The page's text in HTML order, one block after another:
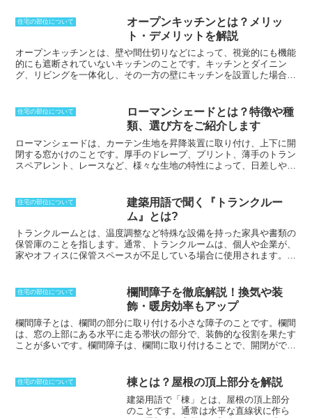
と呼ばれることがある。飲食店では、食器洗浄機などを使いながら、
食器などを洗う場所のことを指す。浴室として考えた場合、洗い場と
浴槽のバランスが重要だ。洗い場が広いほうが開放感は強まり、掃除
もしやすくなる。
住宅の部位について
オープンキッチンとは？メリッ
ト・デメリットを解説
オープンキッチンとは、壁や間仕切りなどによって、視覚的にも機能
的にも遮断されていないキッチンのことです。キッチンとダイニン
グ、リビングを一体化し、その一方の壁にキッチンを設置した場合な
際に発生する臭いや煙などが、リビングスペースに伝わりやすいとい
う欠点もあります。オープンキッチンは、近年人気が高まっており、
多くの住宅やマンションで採用されています。開放的な空間を演出で
きることから、特に若い世代に人気があります。
住宅の部位について
ローマンシェードとは？特徴や種
類、選び方をご紹介します
ローマンシェードは、カーテン生地を昇降装置に取り付け、上下に開
閉する窓かけのことです。厚手のドレープ、プリント、薄手のトラン
スペアレント、レースなど、様々な生地の特性によって、日差しや遮
た状態にすれば、高い位置からの日差しを遮ると共に下方から外の景
色を見ることができます。上下開閉は、主にコードやチェーンによっ
その操作方法には、コードを直接引っ張り上げるコード
式、シェード上部中央にあるドラムでコードを巻き取るように引っ張
るドラム式、電動式などがあります。
住宅の部位について
建築用語で聞く『トランクルー
ム』とは?
トランクルームとは、温度調整など特殊な設備を持った家具や書類の
保管庫のことを指します。通常、トランクルームは、個人や企業が、
家やオフィスに保管スペースが不足している場合に使用されます。ト
的に、月単位でレンタルされており、場所は、都市部や郊外など、
様々な場所にあります。また、 乗用車後部の荷物入れのことをトラン
クルーム、またはトランクと略すこともあります。トランクは、通
常、車体の後部に位置しており、荷物やその他のアイテムを収納する
ために使用されます。トランクのサイズは、車種によって異なります
が、一般的に、スーツケースやゴルフバッグなどの大きなアイテムを
住宅の部位について
欄間障子を徹底解説！換気や装
飾・暖房効率もアップ
欄間障子とは、欄間の部分に取り付ける小さな障子のことです。欄間
は、窓の上部にある水平に走る帯状の部分で、装飾的な役割を果たす
ことが多いです。欄間障子は、欄間に取り付けることで、開閉ができ
ことができます。欄間障子は、組子入りにした建具を入れることで、
常に換気に役立てることができますが、その反面、暖気も逃してしま
うことがあります。そこで、欄間障子を設置することで、必要なとき
に必要な換気をすることができます。また、冬場であれば、隙間風を
住宅の部位について 棟とは？屋根の頂上部分を解説
建築用語で「棟 」とは、 屋根の頂上部分
のことです。通常は水平な直線状に作ら